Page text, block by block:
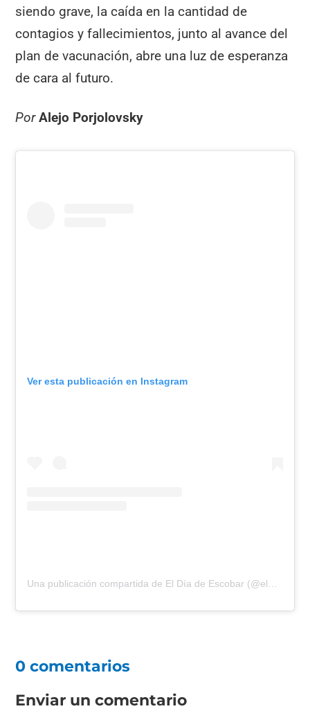
siendo grave, la caída en la cantidad de
contagios y fallecimientos, junto al avance del
plan de vacunación, abre una luz de esperanza
de cara al futuro.
Por Alejo Porjolovsky
Ver esta publicación en Instagram
0 comentarios
Enviar un comentario